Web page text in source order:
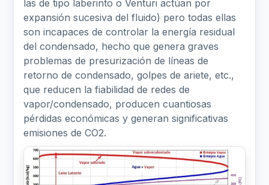
las de tipo laberinto o Venturi actúan por
expansión sucesiva del fluido) pero todas ellas
son incapaces de controlar la energía residual
del condensado, hecho que genera graves
problemas de presurización de líneas de
retorno de condensado, golpes de ariete, etc.,
que reducen la fiabilidad de redes de
vapor/condensado, producen cuantiosas
pérdidas económicas y generan significativas
emisiones de CO2.